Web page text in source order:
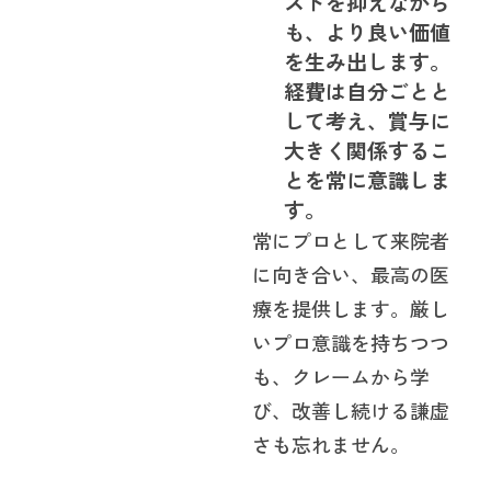
も、より良い価値
を生み出します。
経費は自分ごとと
して考え、賞与に
大きく関係するこ
とを常に意識しま
す。
常にプロとして来院者
に向き合い、最高の医
療を提供します。厳し
いプロ意識を持ちつつ
も、クレームから学
び、改善し続ける謙虚
さも忘れません。